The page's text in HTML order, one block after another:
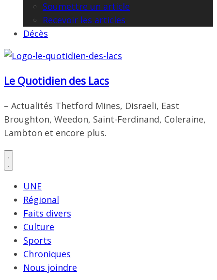
Soumettre un article
Recevoir les articles
Décès
Le Quotidien des Lacs
– Actualités Thetford Mines, Disraeli, East
Broughton, Weedon, Saint-Ferdinand, Coleraine,
Lambton et encore plus.
UNE
Régional
Faits divers
Culture
Sports
Chroniques
Nous joindre